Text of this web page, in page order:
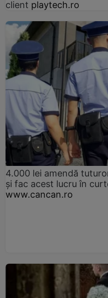
client playtech.ro
4.000 lei amendă
și fac acest lucru în
www.cancan.ro